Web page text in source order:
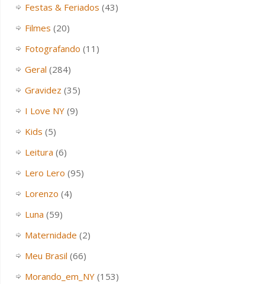
Festas & Feriados (43)
Filmes (20)
Fotografando (11)
Geral (284)
Gravidez (35)
I Love NY(9)
Kids (5)
Leitura (6)
Lero Lero (95)
Lorenzo (4)
Luna (59)
Maternidade (2)
Meu Brasil (66)
Morando_em_NY(153)